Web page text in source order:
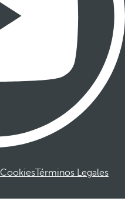
CookiesTérminos Legales